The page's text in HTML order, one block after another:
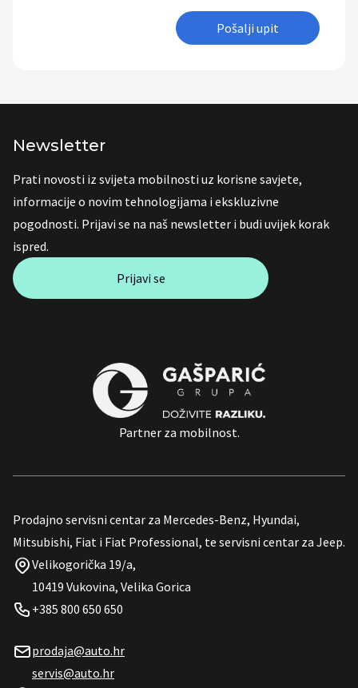
Pošalji upit
Newsletter
Prati novosti iz svijeta mobilnosti uz korisne savjete,
informacije o novim tehnologijama i ekskluzivne
pogodnosti. Prijavi se na naš newsletter i budi uvijek korak
ispred.
Prijavi se
Partner za mobilnost.
Prodajno servisni centar za Mercedes-Benz, Hyundai,
Mitsubishi, Fiat i Fiat Professional, te servisni centar za Jeep.
Velikogorička 19/a,
10419 Vukovina, Velika Gorica
+385 800 650 650
prodaja@auto.hr
servis@auto.hr